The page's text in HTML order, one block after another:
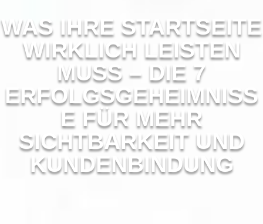
WAS IHRE STARTSEITE
WIRKLICH LEISTEN
MUSS – DIE 7
ERFOLGSGEHEIMNISS
E FÜR MEHR
SICHTBARKEIT UND
KUNDENBINDUNG